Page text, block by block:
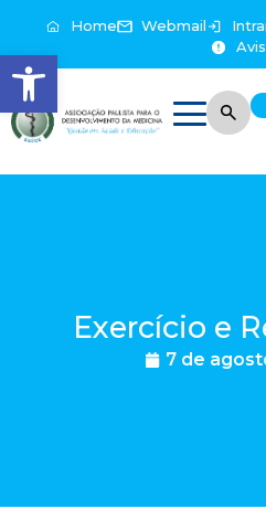
Abrir a barra de ferramentas
Home Webmail
Exercício e
7 de